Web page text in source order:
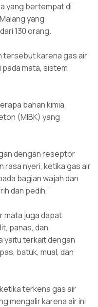
yang bertempat di
yang
130 orang.
tersebut karena gas air
mata, sistem
bahan kimia,
(MIBK) yang
dengan reseptor
rasa nyeri, ketika gas air
bagian wajah dan
dan pedih,”
mata juga dapat
panas, dan
yaitu terkait dengan
batuk, mual, dan
terkena gas air
mengalir karena air ini